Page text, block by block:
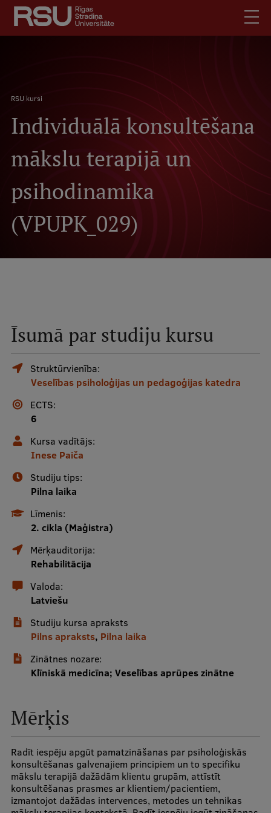
Pārlekt
galveno
saturu
Meklēt Mobile
augšējā
izvēlne
Studentiem
Darbiniekiem
Darba devējiem
Kontakti
izvēlne
Maģistra studiju programmas
Doktorantūra
Rezidentūra
Uzņemšana
Par RSU
Studentu dzīve
Studiju norises vietas
Fakultātes
Mūsu cilvēki
Stratēģija
Vēsture un tradīcijas
RSU fonds
Aula
Muzeji un ekspozīcijas
Atpakaļceļš
RSU kursi
Individuālā konsultēšana
mākslu terapijā un
psihodinamika
(VPUPK_029)
Īsumā par studiju kursu
Struktūrvienība:
Veselības psiholoģijas un pedagoģijas katedra
ECTS:
6
Kursa vadītājs:
Inese Paiča
Studiju tips:
Pilna laika
Līmenis:
2. cikla (Maģistra)
Mērķauditorija:
Rehabilitācija
Valoda:
Latviešu
Studiju kursa apraksts
Pilns apraksts, Pilna laika
Zinātnes nozare:
Klīniskā medicīna; Veselības aprūpes zinātne
Mērķis
Radīt iespēju apgūt pamatzināšanas par psiholoģiskās
konsultēšanas galvenajiem principiem un to specifiku
mākslu terapijā dažādām klientu grupām, attīstīt
konsultēšanas prasmes ar klientiem/pacientiem,
izmantojot dažādas intervences, metodes un tehnikas